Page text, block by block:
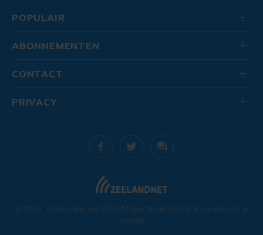
POPULAIR
ABONNEMENTEN
CONTACT
© 2026 . Onderdeel van DELTA Fiber Nederland B.V. Geniet van je
vrijdag!
PRIVACY